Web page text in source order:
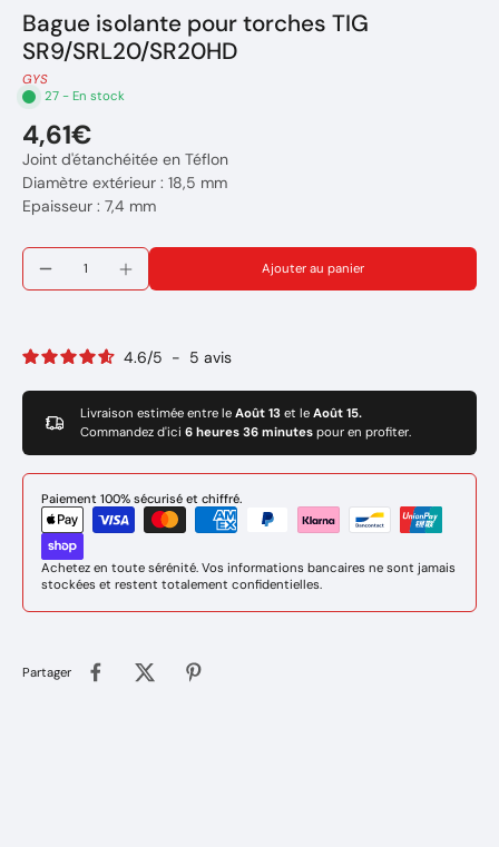
Bague isolante pour torches TIG
SR9/SRL20/SR20HD
GYS
27 - En stock
4,61€
Joint d'étanchéitée en Téflon
Diamètre extérieur : 18,5 mm
Epaisseur : 7,4 mm
Ajouter au panier
4.6/5 - 5 avis
Livraison estimée entre le Août 13 et le Août 15.
Commandez d'ici 6 heures 36 minutes pour en profiter.
Paiement 100% sécurisé et chiffré.
Achetez en toute sérénité. Vos informations bancaires ne sont jamais
stockées et restent totalement confidentielles.
Partager